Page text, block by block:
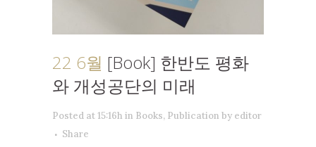
22 6월 [Book] 한반도 평화
와 개성공단의 미래
Posted at 15:16h in Books, Publication by editor
Share